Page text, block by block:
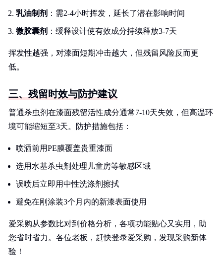
乳油制剂 ：需2-4小时挥发，延长了潜在影响时间
微胶囊剂 ：缓释设计使有效成分持续释放3-7天
挥发性越强，对漆面短期冲击越大，但残留风险反而更
低。
三、残留时效与防护建议
普通杀虫剂在漆面残留活性成分通常7-10天失效，但高温环
境可能缩短至3天。防护措施包括：
喷洒前用PE膜覆盖贵重漆面
选用水基杀虫剂处理儿童房等敏感区域
误喷后立即用中性洗涤剂擦拭
避免在刚涂装3个月内的新漆表面使用
爱采购从参数比对到价格分析，各项功能贴心又实用，助
您省时省力。各位老板，赶快登录爱采购，发现采购新体
验！